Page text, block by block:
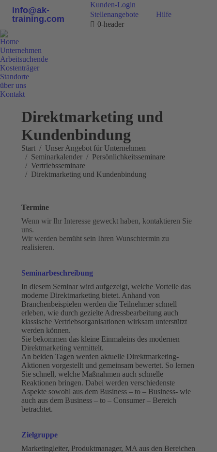
info@ak-
training.com
Kunden-Login
Stellenangebote
Hilfe
0-header
Home
Unternehmen
Arbeitsuchende
Kostenträger
Standorte
über uns
Kontakt
Direktmarketing und
Kundenbindung
Sie befinden sich hier:
Start
Unser Angebot für Unternehmen
Seminarkalender
Persönlichkeitsseminare
Vertriebsseminare
Direktmarketing und Kundenbindung
Termine
Wenn wir Ihr Interesse geweckt haben, kontaktieren Sie
uns.
Wir werden bemüht sein Ihren Wunschtermin zu
realisieren.
Seminarbeschreibung
In diesem Seminar wird aufgezeigt, welche Vorteile das
moderne Direktmarketing bietet. Anhand von
Branchenbeispielen werden die Teilnehmer schnell
erleben, wie durch gezielte Adressbearbeitung auch
klassische Vertriebsorganisationen wirksam unterstützt
werden können.
Sie bekommen das kleine Einmaleins des modernen
Direktmarketing vermittelt.
An beiden Tagen werden aktuelle Direktmarketing-
Aktionen vorgestellt und gemeinsam bewertet. So lernen
Sie schnell, welche Maßnahmen auch schnelle
Reaktionen bringen. Dabei werden verschiedenste
Aspekte sowohl aus dem Business – to – Business- wie
auch aus dem Business – to – Consumer – Bereich
betrachtet.
Zielgruppe
Marketingleiter, Produktmanager, MA aus den Bereichen